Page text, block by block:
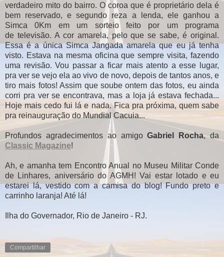
verdadeiro mito do bairro. O coroa que é proprietário dela é
bem reservado, e segundo reza a lenda, ele ganhou a
Simca 0Km em um sorteio feito por um programa
de televisão. A cor amarela, pelo que se sabe, é original.
Essa é a única Simca Jangada amarela que eu já tenha
visto. Estava na mesma oficina que sempre visita, fazendo
uma revisão. Vou passar a ficar mais atento a esse lugar,
pra ver se vejo ela ao vivo de novo, depois de tantos anos, e
tiro mais fotos! Assim que soube ontem das fotos, eu ainda
corri pra ver se encontrava, mas a loja já estava fechada...
Hoje mais cedo fui lá e nada. Fica pra próxima, quem sabe
pra reinauguração do Mundial Cacuia...
Profundos agradecimentos ao amigoGabriel Rocha, da
Classic Magazine!
Ah, e amanha tem Encontro Anual no Museu Militar Conde
de Linhares, aniversário do AGMH! Vai estar lotado e eu
estarei lá, vestido com a camisa do blog! Fundo preto e
carrinho laranja! Até lá!
Ilha do Governador, Rio de Janeiro - RJ.
Compartilhar